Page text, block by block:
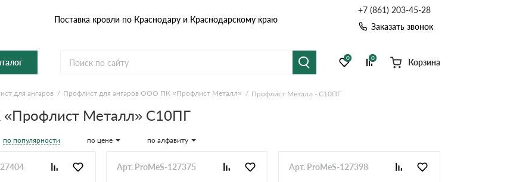
Поставка кровли по Краснодару и Краснодарскому краю
+7 (861) 203-45-28
Заказать звонок
Металлочерепица Гибкая черепица
Профнастил и штакетник Водосточные системы Софиты
0 0 Корзина
для ангаров Профлист для ангаров ООО ПК «Профлист Металл» Профлист Металл - С10ПГ
Металл» С10ПГ
по популярности по цене по алфавиту
Арт. ProMeS-127375 Арт. ProMeS-127398